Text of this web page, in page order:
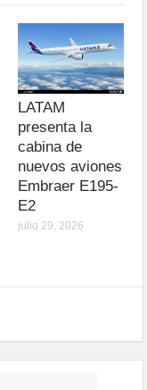
LATAM
presenta la
cabina de
nuevos aviones
Embraer E195-
E2
julio 29, 2026